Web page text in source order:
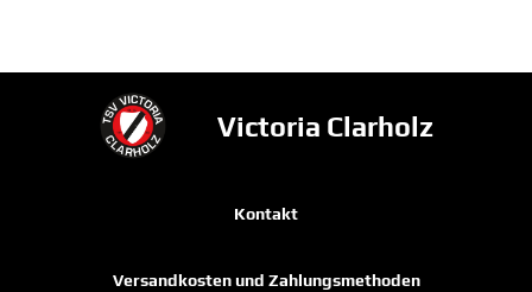
Victoria Clarholz
Kontakt
Versandkosten und Zahlungsmethoden